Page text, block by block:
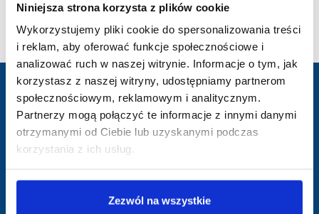
Niniejsza strona korzysta z plików cookie
Wykorzystujemy pliki cookie do spersonalizowania treści
i reklam, aby oferować funkcje społecznościowe i
analizować ruch w naszej witrynie. Informacje o tym, jak
korzystasz z naszej witryny, udostępniamy partnerom
społecznościowym, reklamowym i analitycznym.
Partnerzy mogą połączyć te informacje z innymi danymi
otrzymanymi od Ciebie lub uzyskanymi podczas
korzystania z ich usług.
Zezwól na wszystkie
Kierunek - Kosmetologia egzaminy -PLIK(12.06.2026)
Kierunek - Pielęgniarstwo egzaminy -PLIK(12.06.2026)
przejście
na